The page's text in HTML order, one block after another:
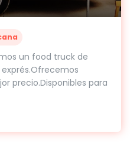
un food truck de
precio.Disponibles para